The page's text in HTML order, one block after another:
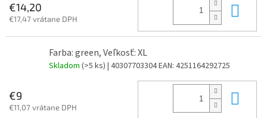
€14,20
€17,47 vrátane DPH
Farba: green, Veľkosť: XL
Skladom (>5 ks) | 40307703304EAN: 4251164292725
€9
€11,07 vrátane DPH